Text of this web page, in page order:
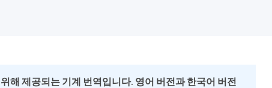
해 제공되는 기계 번역입니다. 영어 버전과 한국어 버전